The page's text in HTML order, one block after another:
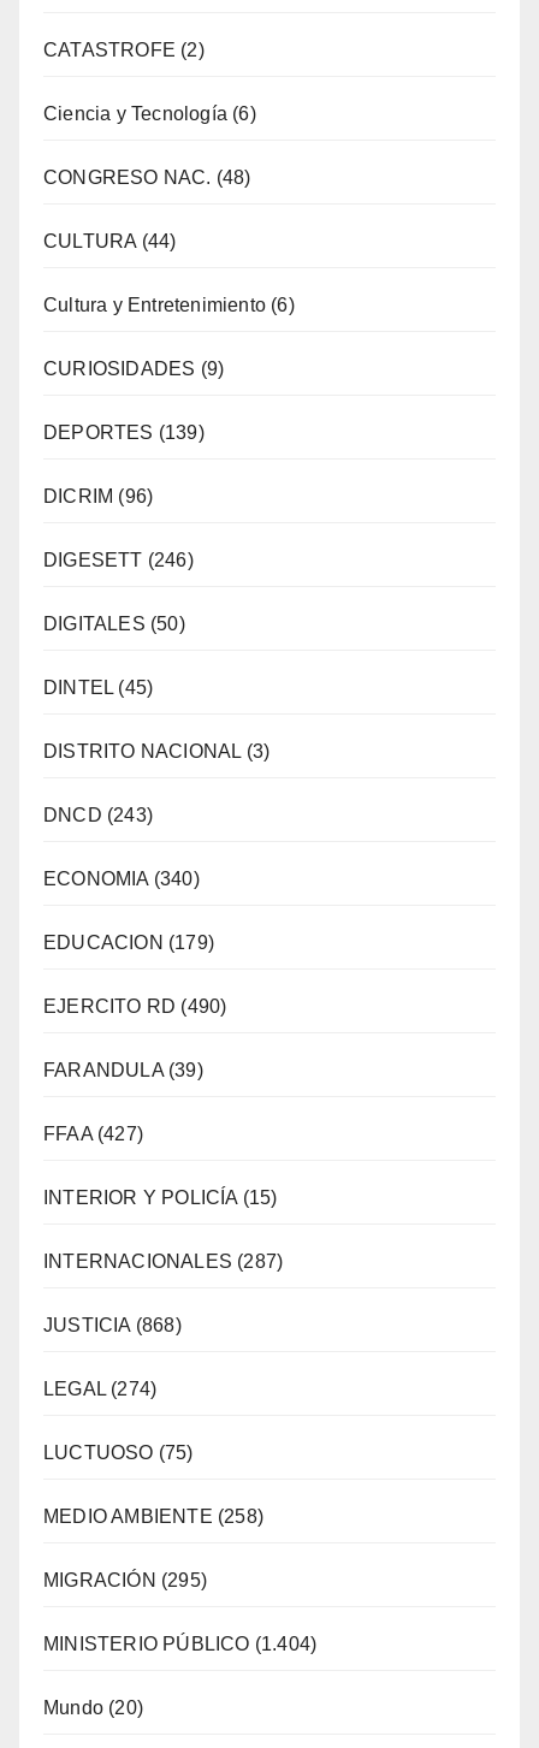
CATASTROFE (2)
Ciencia y Tecnología (6)
CONGRESO NAC. (48)
CULTURA (44)
Cultura y Entretenimiento (6)
CURIOSIDADES (9)
DEPORTES (139)
DICRIM (96)
DIGESETT (246)
DIGITALES (50)
DINTEL (45)
DISTRITO NACIONAL (3)
DNCD (243)
ECONOMIA (340)
EDUCACION (179)
EJERCITO RD (490)
FARANDULA(39)
FFAA(427)
INTERIOR Y POLICÍA (15)
INTERNACIONALES (287)
JUSTICIA (868)
LEGAL (274)
LUCTUOSO (75)
MEDIO AMBIENTE (258)
MIGRACIÓN (295)
MINISTERIO PÚBLICO (1.404)
Mundo (20)